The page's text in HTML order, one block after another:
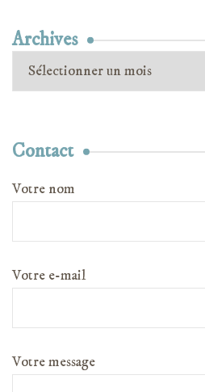
Archives
Archives
Contact
Votre nom
Votre e-mail
Votre message